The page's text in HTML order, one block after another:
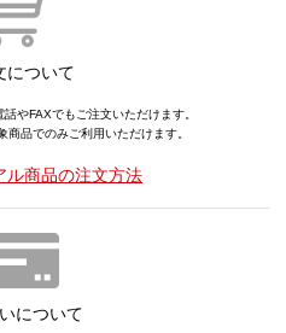
について
やFAXでもご注文いただけます。
品でのみご利用いただけます。
ル商品の注文方法
について